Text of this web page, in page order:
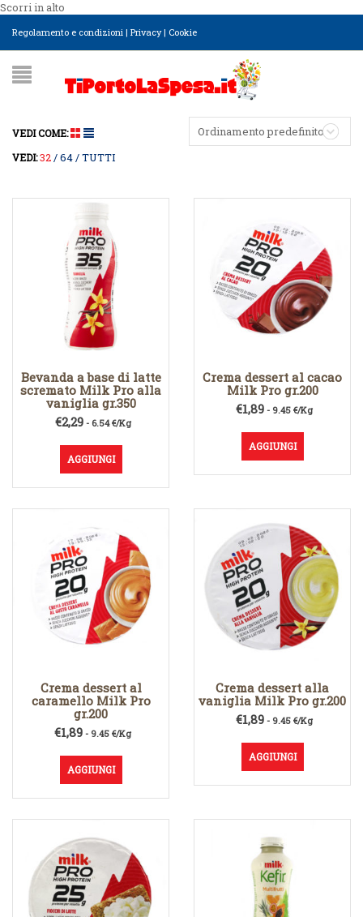
Scorri in alto
Regolamento e condizioni | Privacy| Cookie
Ordinamento predefinito
VEDI COME:
VEDI:32 64 TUTTI
Bevanda a base di latte
scremato Milk Pro alla
vaniglia gr.350
€2,29- 6.54 €/Kg
AGGIUNGI
Crema dessert al cacao
Milk Pro gr.200
€1,89 - 9.45 €/Kg
AGGIUNGI
Crema dessert al
caramello Milk Pro
gr.200
€1,89 - 9.45 €/Kg
AGGIUNGI
Crema dessert alla
vaniglia Milk Pro gr.200
€1,89 - 9.45 €/Kg
AGGIUNGI